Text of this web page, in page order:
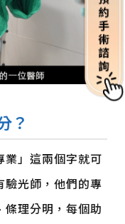
？
業」這兩個字就可
驗光師，他們的專
理分明，每個助